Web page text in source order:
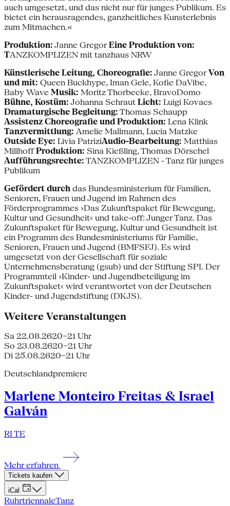
auch umgesetzt, und das nicht nur für junges Publikum. Es
bietet ein herausragendes, ganzheitliches Kunsterlebnis
zum Mitmachen.«
Produktion: Janne Gregor Eine Produktion von:
TANZKOMPLIZEN mit tanzhaus NRW
Künstlerische Leitung, Choreografie: Janne Gregor Von
und mit: Queen Buckhype, Iman Gele, Kofie DaVibe,
Baby Wave Musik: Moritz Thorbecke, BravoDomo
Bühne, Kostüm: Johanna Schraut Licht: Luigi Kovacs
Dramaturgische Begleitung: Thomas Schaupp
Assistenz Choreografie und Produktion: Lena Klink
Tanzvermittlung: Amelie Mallmann, Lucia Matzke
Outside Eye: Livia PatriziAudio-Bearbeitung: Matthias
MillhoffProduktion: Sina Kießling, Thomas Dörschel
Aufführungsrechte: TANZKOMPLIZEN - Tanz für junges
Publikum
Gefördert durch das Bundesministerium für Familien,
Senioren, Frauen und Jugend im Rahmen des
Förderprogrammes ›Das Zukunftspaket für Bewegung,
Kultur und Gesundheit‹ und take-off: Junger Tanz. Das
Zukunftspaket für Bewegung, Kultur und Gesundheit ist
ein Programm des Bundesministeriums für Familie,
Senioren, Frauen und Jugend (BMFSFJ). Es wird
umgesetzt von der Gesellschaft für soziale
Unternehmensberatung (gsub) und der Stiftung SPI. Der
Programmteil ›Kinder- und Jugendbeteiligung im
Zukunftspaket‹ wird verantwortet von der Deutschen
Kinder- und Jugendstiftung (DKJS).
Weitere Veranstaltungen
Sa 22.08.2620–21 Uhr
So 23.08.2620–21 Uhr
Di 25.08.2620–21 Uhr
Deutschlandpremiere
Marlene Monteiro Freitas & Israel
Galván
RI TE
Mehr erfahren
Tickets kaufen
iCal
RuhrtriennaleTanz